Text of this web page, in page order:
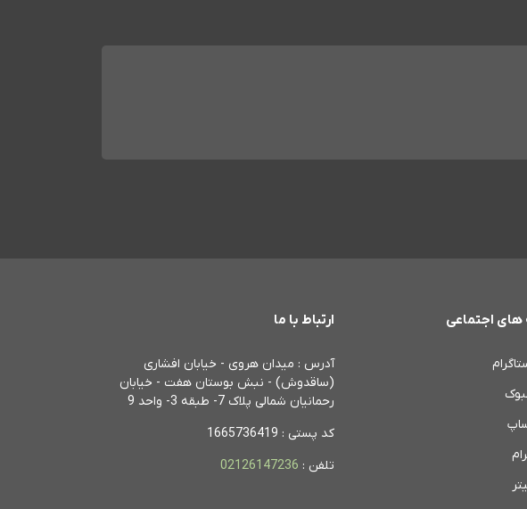
اجتماعی ارتباط با ما
آدرس : میدان هروی - خیابان افشاری
(ساقدوش) - نبش بوستان هفت - خیابان
رحمانیان شمالی پلاک 7- طبقه 3- واحد 9
کد پستی : 1665736419
تلفن : 02126147236